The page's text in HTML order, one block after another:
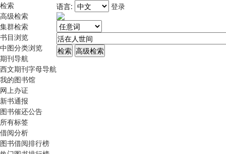
检索
高级检索
集群检索
书目浏览
中图分类浏览
期刊导航
西文期刊字母导航
我的图书馆
网上办证
新书通报
图书催还公告
所有标签
借阅分析
图书借阅排行榜
语言: 登录